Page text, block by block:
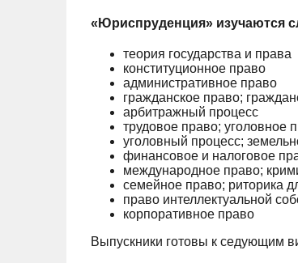
«Юриспруденция» изучаются
теория государства и права
конституционное право
административное право
гражданское право;
арбитражный процесс
трудовое право; уголовное
уголовный процесс;
финансовое и налоговое
международное право;
семейное право; риторика
право интеллектуальной
корпоративное право
Выпускники готовы к седующим